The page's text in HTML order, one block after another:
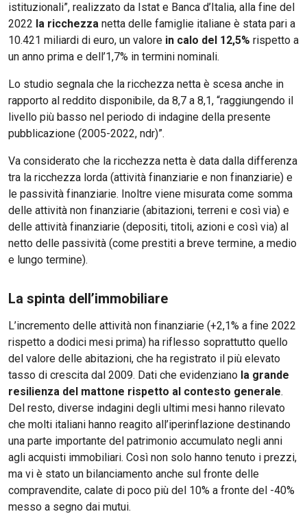
istituzionali”, realizzato da Istat e Banca d’Italia, alla fine del
2022 la ricchezza netta delle famiglie italiane è stata pari a
10.421 miliardi di euro, un valore in calo del 12,5% rispetto a
un anno prima e dell’1,7% in termini nominali.
Lo studio segnala che la ricchezza netta è scesa anche in
rapporto al reddito disponibile, da 8,7 a 8,1, “raggiungendo il
livello più basso nel periodo di indagine della presente
pubblicazione (2005-2022, ndr)”.
Va considerato che la ricchezza netta è data dalla differenza
tra la ricchezza lorda (attività finanziarie e non finanziarie) e
le passività finanziarie. Inoltre viene misurata come somma
delle attività non finanziarie (abitazioni, terreni e così via) e
delle attività finanziarie (depositi, titoli, azioni e così via) al
netto delle passività (come prestiti a breve termine, a medio
e lungo termine).
La spinta dell’immobiliare
L’incremento delle attività non finanziarie (+2,1% a fine 2022
rispetto a dodici mesi prima) ha riflesso soprattutto quello
del valore delle abitazioni, che ha registrato il più elevato
tasso di crescita dal 2009. Dati che evidenziano la grande
resilienza del mattone rispetto al contesto generale.
Del resto, diverse indagini degli ultimi mesi hanno rilevato
che molti italiani hanno reagito all’iperinflazione destinando
una parte importante del patrimonio accumulato negli anni
agli acquisti immobiliari. Così non solo hanno tenuto i prezzi,
ma vi è stato un bilanciamento anche sul fronte delle
compravendite, calate di poco più del 10% a fronte del -40%
messo a segno dai mutui.